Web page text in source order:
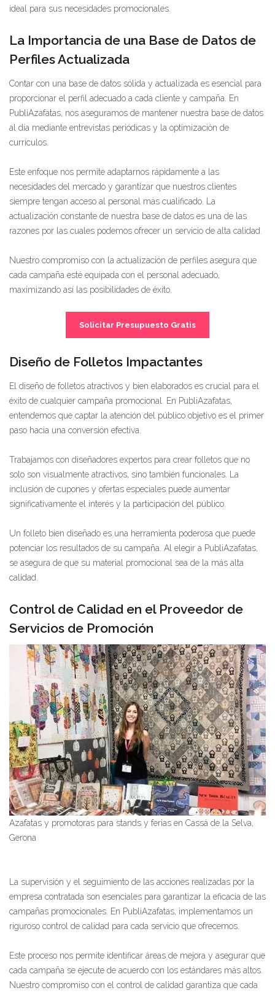
ideal para sus necesidades promocionales.
La Importancia de una Base de Datos de
Perfiles Actualizada
Contar con una base de datos sólida y actualizada es esencial para
proporcionar el perfil adecuado a cada cliente y campaña. En
PubliAzafatas, nos aseguramos de mantener nuestra base de datos
al día mediante entrevistas periódicas y la optimización de
currículos.
Este enfoque nos permite adaptarnos rápidamente a las
necesidades del mercado y garantizar que nuestros clientes
siempre tengan acceso al personal más cualificado. La
actualización constante de nuestra base de datos es una de las
razones por las cuales podemos ofrecer un servicio de alta calidad.
Nuestro compromiso con la actualización de perfiles asegura que
cada campaña esté equipada con el personal adecuado,
maximizando así las posibilidades de éxito.
Solicitar Presupuesto Gratis
Diseño de Folletos Impactantes
El diseño de folletos atractivos y bien elaborados es crucial para el
éxito de cualquier campaña promocional. En PubliAzafatas,
entendemos que captar la atención del público objetivo es el primer
paso hacia una conversión efectiva.
Trabajamos con diseñadores expertos para crear folletos que no
solo son visualmente atractivos, sino también funcionales. La
inclusión de cupones y ofertas especiales puede aumentar
significativamente el interés y la participación del público.
Un folleto bien diseñado es una herramienta poderosa que puede
potenciar los resultados de su campaña. Al elegir a PubliAzafatas,
se asegura de que su material promocional sea de la más alta
calidad.
Control de Calidad en el Proveedor de
Servicios de Promoción
Azafatas y promotoras para stands y ferias en Cassá de la Selva,
Gerona
La supervisión y el seguimiento de las acciones realizadas por la
empresa contratada son esenciales para garantizar la eficacia de las
campañas promocionales. En PubliAzafatas, implementamos un
riguroso control de calidad para cada servicio que ofrecemos.
Este proceso nos permite identificar áreas de mejora y asegurar que
cada campaña se ejecute de acuerdo con los estándares más altos.
Nuestro compromiso con el control de calidad garantiza que cada